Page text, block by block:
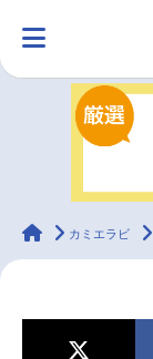
ラジオ
animateTimes
カミエラビ